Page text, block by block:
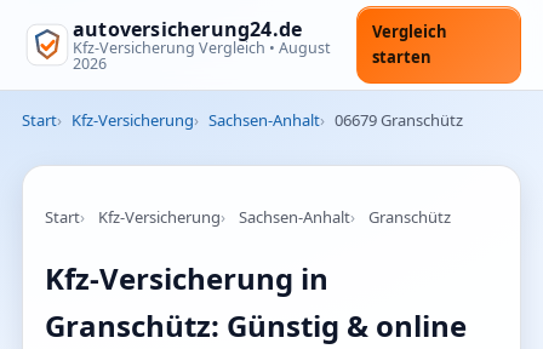
autoversicherung24.de
Kfz-Versicherung Vergleich • August
2026
Vergleich
starten
Start Kfz-Versicherung Sachsen-Anhalt 06679 Granschütz
Start Kfz-Versicherung Sachsen-Anhalt Granschütz
Kfz-Versicherung in
Granschütz: Günstig & online